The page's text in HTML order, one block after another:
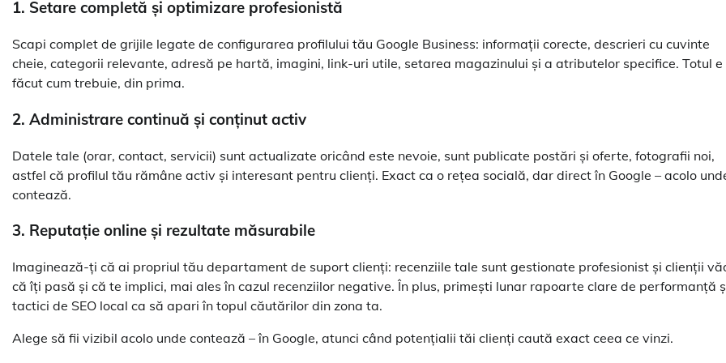
1. Setare completă și optimizare profesionistă
Scapi complet de grijile legate de configurarea profilului tău Google Business: informații corecte, descrieri cu cuvinte
cheie, categorii relevante, adresă pe hartă, imagini, link-uri utile, setarea magazinului și a atributelor specifice. Totul e
făcut cum trebuie, din prima.
2. Administrare continuă și conținut activ
Datele tale (orar, contact, servicii) sunt actualizate oricând este nevoie, sunt publicate postări și oferte, fotografii noi,
astfel că profilul tău rămâne activ și interesant pentru clienți. Exact ca o rețea socială, dar direct în Google – acolo
contează.
3. Reputație online și rezultate măsurabile
Imaginează-ți că ai propriul tău departament de suport clienți: recenziile tale sunt gestionate profesionist și clienții
că îți pasă și că te implici, mai ales în cazul recenziilor negative. În plus, primești lunar rapoarte clare de performanță
tactici de SEO local ca să apari în topul căutărilor din zona ta.
Alege să fii vizibil acolo unde contează – în Google, atunci când potențialii tăi clienți caută exact ceea ce vinzi.